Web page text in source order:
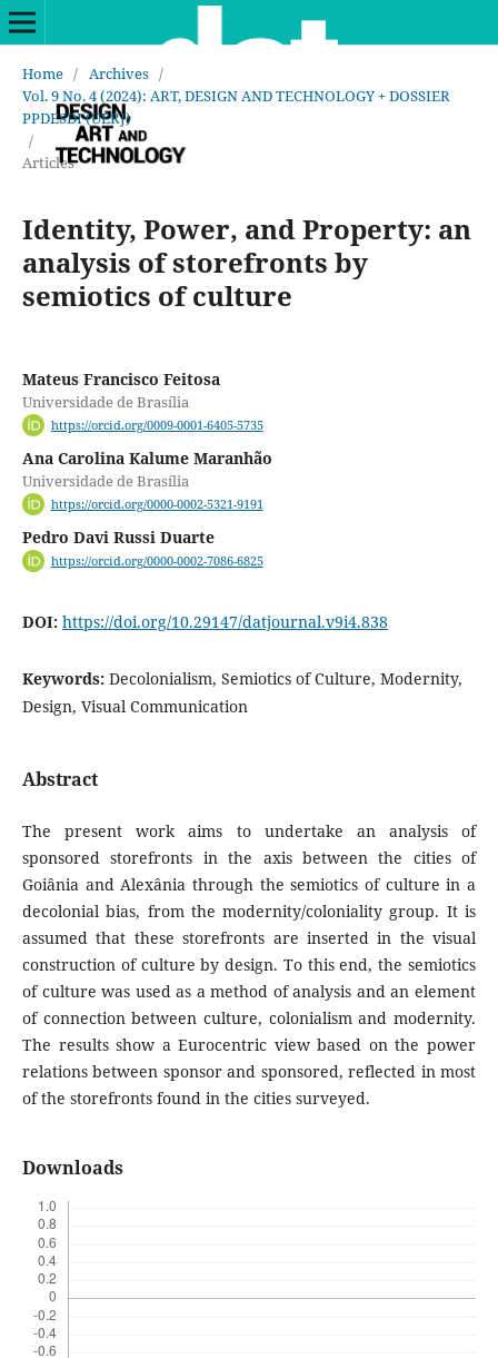
Home / Archives /
Vol. 9 No. 4 (2024): ART, DESIGN AND TECHNOLOGY + DOSSIER
PPDESDI (UERJ)
/
Articles
Identity, Power, and Property: an
analysis of storefronts by
semiotics of culture
Mateus Francisco Feitosa
Universidade de Brasília
https://orcid.org/0009-0001-6405-5735
Ana Carolina Kalume Maranhão
Universidade de Brasília
https://orcid.org/0000-0002-5321-9191
Pedro Davi Russi Duarte
https://orcid.org/0000-0002-7086-6825
DOI: https://doi.org/10.29147/datjournal.v9i4.838
Keywords: Decolonialism, Semiotics of Culture, Modernity,
Design, Visual Communication
Abstract
The present work aims to undertake an analysis of
sponsored storefronts in the axis between the cities of
Goiânia and Alexânia through the semiotics of culture in a
decolonial bias, from the modernity/coloniality group. It is
assumed that these storefronts are inserted in the visual
construction of culture by design. To this end, the semiotics
of culture was used as a method of analysis and an element
of connection between culture, colonialism and modernity.
The results show a Eurocentric view based on the power
relations between sponsor and sponsored, reflected in most
of the storefronts found in the cities surveyed.
Downloads